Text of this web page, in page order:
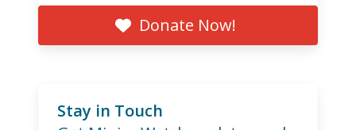
Donate Now!
Stay in Touch